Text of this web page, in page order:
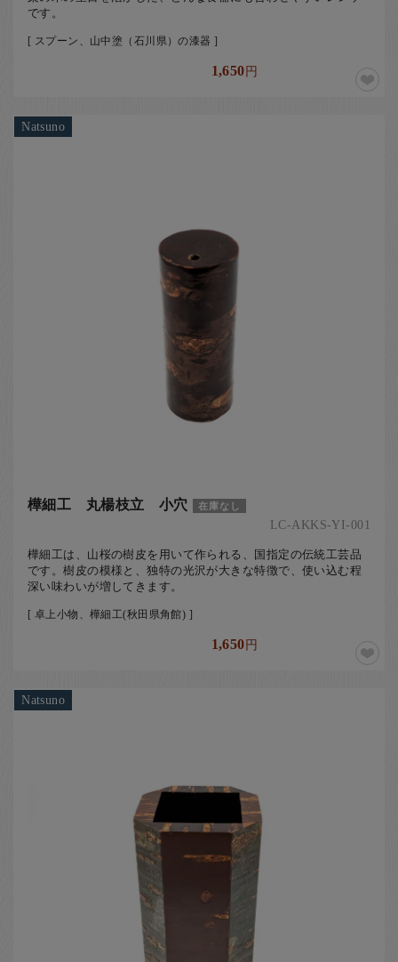
です。
[ スプーン、山中塗（石川県）の漆器 ]
1,650円
Natsuno
樺細工 丸楊枝立 小穴 在庫なし
LC-AKKS-YI-001
樺細工は、山桜の樹皮を用いて作られる、国指定の伝統工芸品
です。樹皮の模様と、独特の光沢が大きな特徴で、使い込む程
深い味わいが増してきます。
[ 卓上小物、樺細工(秋田県角館) ]
1,650円
Natsuno